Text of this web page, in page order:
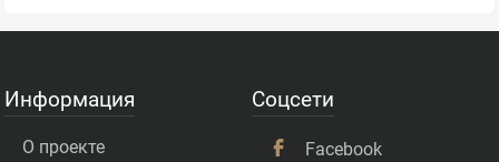
Информация
О проекте
Соцсети
Facebook